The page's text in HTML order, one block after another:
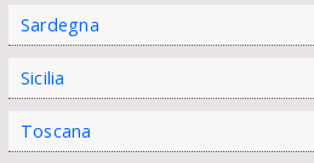
Sardegna
Sicilia
Toscana